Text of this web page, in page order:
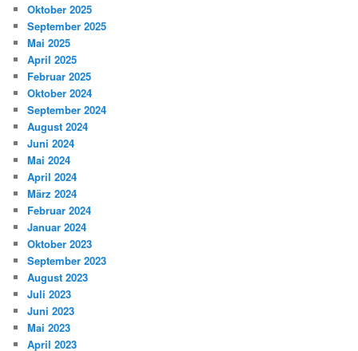
Oktober 2025
September 2025
Mai 2025
April 2025
Februar 2025
Oktober 2024
September 2024
August 2024
Juni 2024
Mai 2024
April 2024
März 2024
Februar 2024
Januar 2024
Oktober 2023
September 2023
August 2023
Juli 2023
Juni 2023
Mai 2023
April 2023